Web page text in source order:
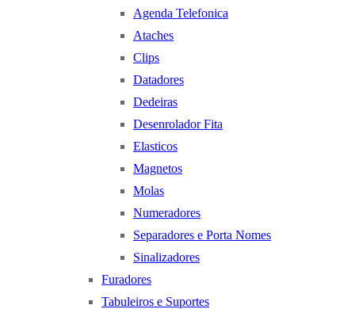
Agenda Telefonica
Ataches
Clips
Datadores
Dedeiras
Desenrolador Fita
Elasticos
Magnetos
Molas
Numeradores
Separadores e Porta Nomes
Sinalizadores
Furadores
Tabuleiros e Suportes